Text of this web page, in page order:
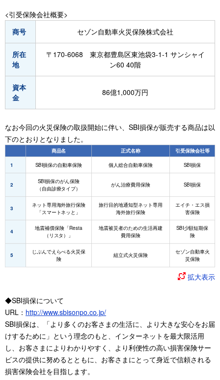
<引受保険会社概要>
商号
セゾン自動車火災保険株式会社
所在
地
〒170-6068 東京都豊島区東池袋3-1-1 サンシャイ
ン60 40階
資本
金
86億1,000万円
なお今回の火災保険の取扱開始に伴い、SBI損保が販売する商品は以
下のとおりとなりました。
商品名 正式名称
引受保険会社等
1
SBI損保の自動車保険 個人総合自動車保険 SBI損保
2
SBI損保のがん保険
（自由診療タイプ）
がん治療費用保険 SBI損保
3
ネット専用海外旅行保険
「スマートネッと」
旅行目的地通知型ネット専用
海外旅行保険
エイチ・エス損
害保険
4
地震補償保険「Resta
（リスタ）」
地震被災者のための生活再建
費用保険
SBI少額短期保
険
5
じぶんでえらべる火災保
険
組立式火災保険
セゾン自動車火
災保険
拡大表示
◆SBI損保について
URL： http://www.sbisonpo.co.jp/
SBI損保は、「より多くのお客さまの生活に、より大きな安心をお届
けするために」という理念のもと、インターネットを最大限活用
し、お客さまによりわかりやすく、より利便性の高い損害保険サー
ビスの提供に努めるとともに、お客さまにとって身近で信頼される
損害保険会社を目指します。